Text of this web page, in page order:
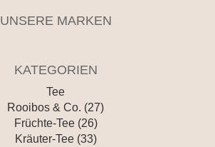
UNSERE MARKEN
KATEGORIEN
Tee
Rooibos & Co. (27)
Früchte-Tee (26)
Kräuter-Tee (33)